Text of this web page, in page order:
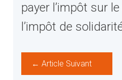
payer l’impôt sur
l’impôt de
← Article Suivant